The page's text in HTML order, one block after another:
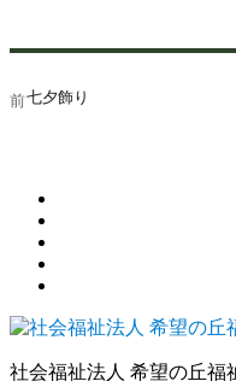
稿
シ
ョ
前過
稿:
七夕飾り
社会福祉法人 希望の丘